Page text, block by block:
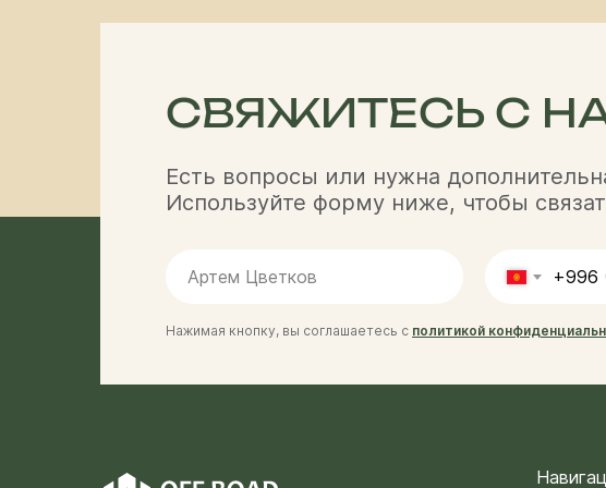
СВЯЖИТЕСЬ С
Есть вопросы или нужна
Используйте форму ниже, чтобы
+996
Нажимая кнопку, вы соглашаетесь с политикой